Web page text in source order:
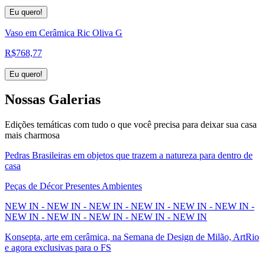
Eu quero!
Vaso em Cerâmica Ric Oliva G
R$768,77
Eu quero!
Nossas Galerias
Edições temáticas com tudo o que você precisa para deixar sua casa
mais charmosa
Pedras Brasileiras em objetos que trazem a natureza para dentro de
casa
Peças de Décor Presentes Ambientes
NEW IN - NEW IN - NEW IN - NEW IN - NEW IN - NEW IN -
NEW IN - NEW IN - NEW IN - NEW IN - NEW IN
Konsepta, arte em cerâmica, na Semana de Design de Milão, ArtRio
e agora exclusivas para o FS